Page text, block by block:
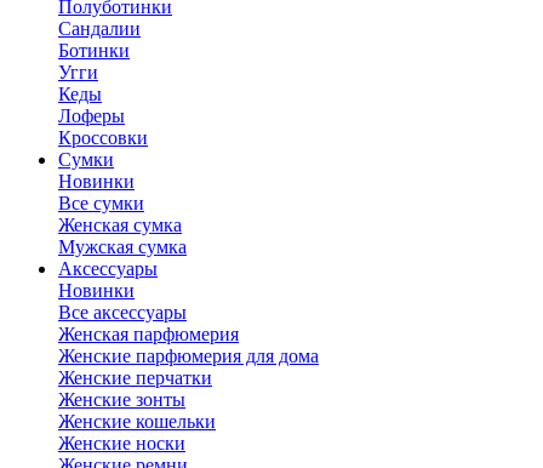
Полуботинки
Сандалии
Ботинки
Угги
Кеды
Лоферы
Кроссовки
Сумки
Новинки
Все сумки
Женская сумка
Мужская сумка
Аксессуары
Новинки
Все аксессуары
Женская парфюмерия
Женские парфюмерия для дома
Женские перчатки
Женские зонты
Женские кошельки
Женские носки